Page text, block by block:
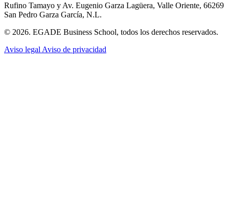
Rufino Tamayo y Av. Eugenio Garza Lagüera, Valle Oriente, 66269
San Pedro Garza García, N.L.
© 2026. EGADE Business School, todos los derechos reservados.
Aviso legal Aviso de privacidad